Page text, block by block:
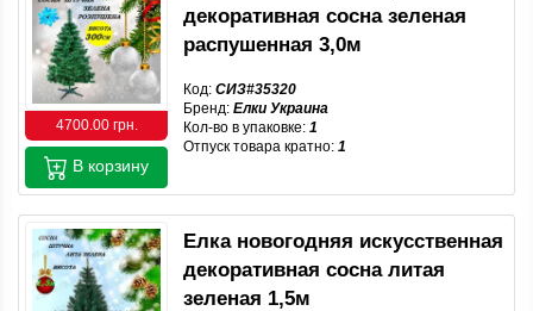
4700.00 грн.
декоративная сосна зеленая
распушенная 3,0м
Код: СИЗ#35320
Бренд: Елки Украина
Кол-во в упаковке: 1
Отпуск товара кратно: 1
В корзину
Елка новогодняя искусственная
декоративная сосна литая
зеленая 1,5м